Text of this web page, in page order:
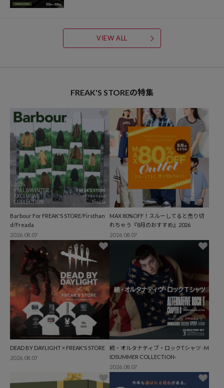
VIEW ALL
FREAK'S STOREの特集
Barbour For FREAK'S STORE/Firsthan
d/Freada
2026.08.07
MAX 80%OFF！スルーしてると売り切
れちゃう『8月のおすすめ』2026
2026.08.07
DEAD BY DAYLIGHT × FREAK'S STORE
2026.08.07
続・オルタナティブ・ロックTシャツ -M
IDSUMMER COLLECTION-
2026.08.07